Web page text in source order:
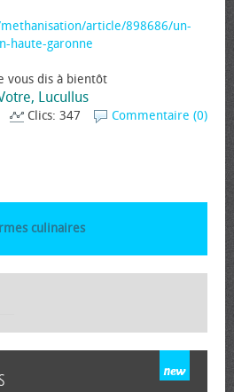
article/898686/un-
haute-garonne
vous dis à bientôt
Lucullus
Commentaire (0)
Clics: 347
culinaires